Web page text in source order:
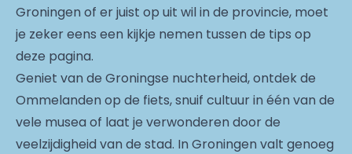
Groningen of er juist op uit wil in de provincie, moet
je zeker eens een kijkje nemen tussen de tips op
deze pagina.
Geniet van de Groningse nuchterheid, ontdek de
Ommelanden op de fiets, snuif cultuur in één van de
vele musea of laat je verwonderen door de
veelzijdigheid van de stad. In Groningen valt genoeg